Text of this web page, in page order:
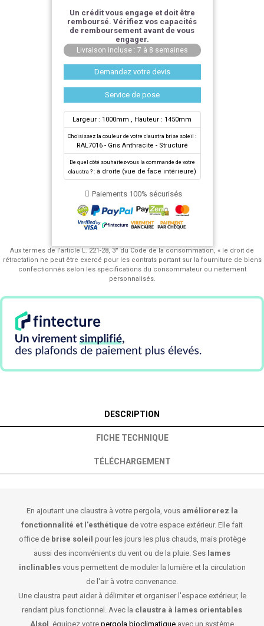
Un crédit vous engage et doit être
remboursé. Vérifiez vos capacités
de remboursement avant de vous
engager.
Livraison incluse : 7 à 8 semaines
Demandez votre devis
Service de pose
Largeur : 1000mm , Hauteur : 1450mm
Choisissez la couleur de votre claustra brise soleil :
RAL7016 - Gris Anthracite - Structuré
De quel côté souhaitez-vous la commande de votre
claustra ? : à droite (vue de face intérieure)
Paiements 100% sécurisés
Aux termes de l’article L. 221-28, 3° du Code de la consommation, « le droit de
rétractation ne peut être exercé pour les contrats portant sur la fourniture de biens
confectionnés selon les spécifications du consommateur ou nettement
personnalisés.
DESCRIPTION
FICHE TECHNIQUE
TÉLÉCHARGEMENT
En ajoutant une claustra à votre pergola, vous améliorerez la
fonctionnalité et l'esthétique de votre espace extérieur. Elle fait
office de brise soleil pour les jours les plus chauds, mais protège
aussi des inconvénients du vent ou de la pluie. Ses lames
inclinablesvous permettent de moduler la lumière et la circulation
de l'air à votre convenance.
Une claustra peut aider à délimiter et organiser l'espace extérieur, le
rendant plus fonctionnel. Avec la claustra à lames orientables
Alsol , équipez votre pergola bioclimatique avec un système